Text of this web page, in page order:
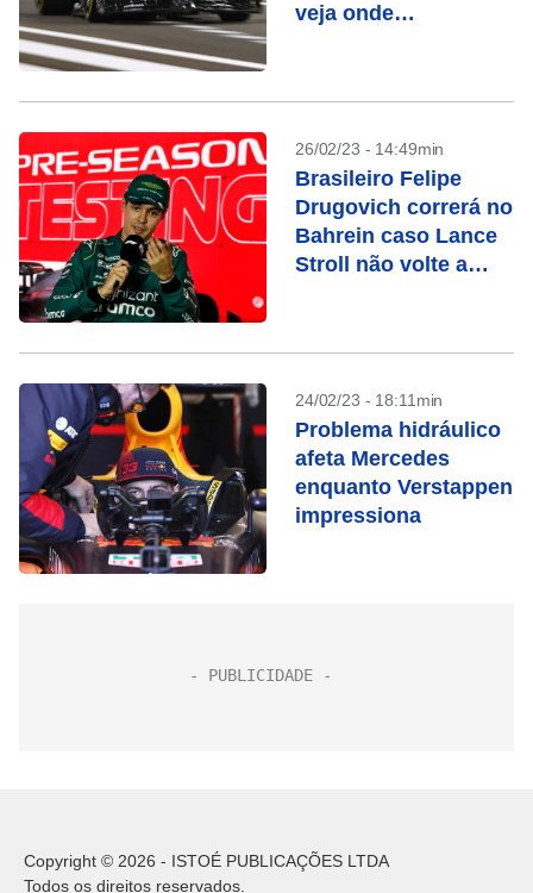
veja onde
26/02/23 - 14:49min
Brasileiro Felipe
Drugovich correrá no
Bahrein caso Lance
Stroll não volte a
24/02/23 - 18:11min
Problema hidráulico
afeta Mercedes
enquanto Verstappen
impressiona
Copyright © 2026 - ISTOÉ PUBLICAÇÕES LTDA
Todos os direitos reservados.